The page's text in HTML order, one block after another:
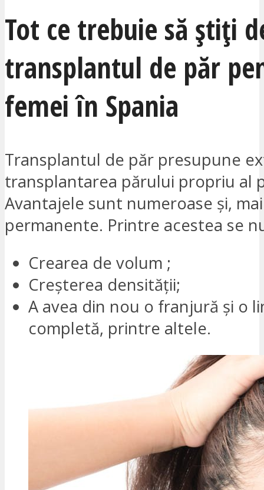
Tot ce trebuie să știți
transplantul de păr
femei în Spania
Transplantul de păr presupune
transplantarea părului propriu al
Avantajele sunt numeroase și,
permanente. Printre acestea se
Crearea de volum ;
Creșterea densității;
A avea din nou o franjură și o
completă, printre altele.